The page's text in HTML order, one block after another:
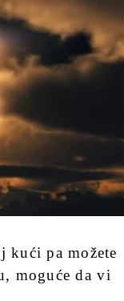
kući pa možete
moguće da vi